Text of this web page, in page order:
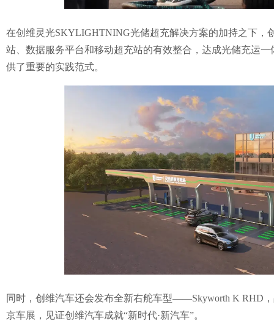
在创维灵光SKYLIGHTNING光储超充解决方案的加持之下，
站、数据服务平台和移动超充站的有效整合，达成光储充运
供了重要的实践范式。
同时，创维汽车还会发布全新右舵车型——Skyworth K RHD
京车展，见证创维汽车成就“新时代·新汽车”。